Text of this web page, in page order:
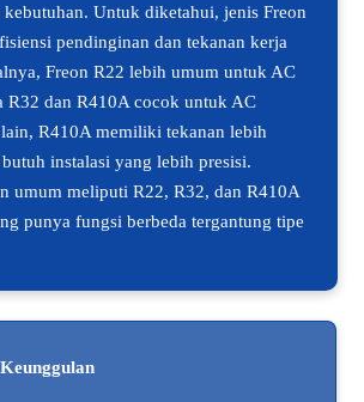
kebutuhan. Untuk diketahui, jenis Freon
pendinginan dan tekanan kerja
Freon R22 lebih umum untuk AC
R32 dan R410A cocok untuk AC
R410A memiliki tekanan lebih
instalasi yang lebih presisi.
umum meliputi R22, R32, dan R410A
punya fungsi berbeda tergantung tipe
Keunggulan